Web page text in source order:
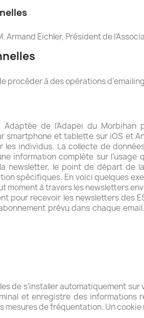
Eichler, Président de
procéder à des opérations
de l’Adapei du
smartphone et tablette sur iOS et
individus. La collecte de
information complète sur l’usage
newsletter, le point de départ de
spécifiques. En voici quelques
moment à travers les newsletters
recevoir les newsletters des
prévu dans chaque
de s’installer automatiquement
et enregistre des
de fréquentation. Un